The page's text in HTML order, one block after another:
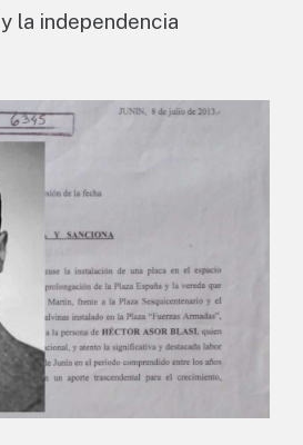
la independencia